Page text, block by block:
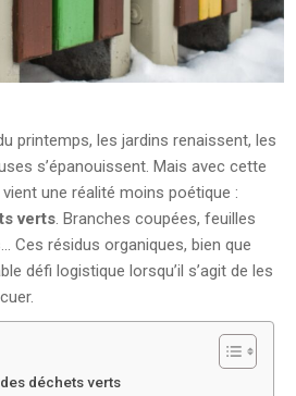
printemps, les jardins renaissent, les
s’épanouissent. Mais avec cette
une réalité moins poétique :
verts. Branches coupées, feuilles
Ces résidus organiques, bien que
défi logistique lorsqu’il s’agit de les
déchets verts